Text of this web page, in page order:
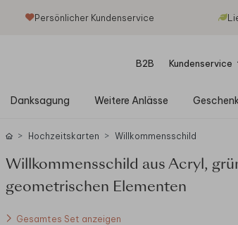
Persönlicher Kundenservice
B2B Kundenservice
Danksagung Weitere Anlässe
Hochzeitskarten Willkommensschild
Willkommensschild aus Acryl,
geometrischen Elementen
Gesamtes Set anzeigen